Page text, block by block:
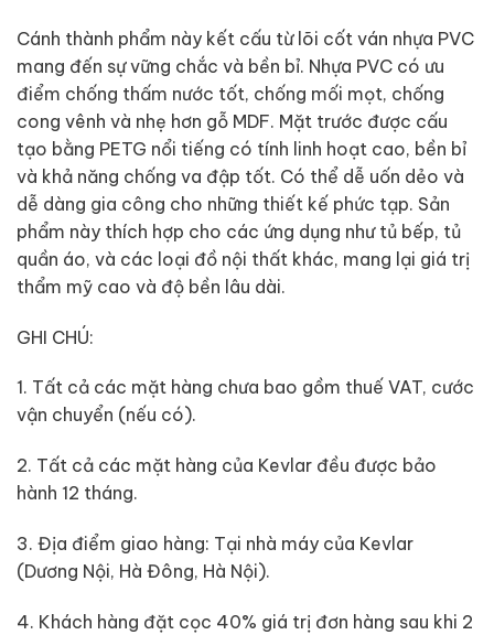
Cánh thành phẩm này kết cấu từ lõi cốt ván nhựa PVC
mang đến sự vững chắc và bền bỉ. Nhựa PVC có ưu
điểm chống thấm nước tốt, chống mối mọt, chống
cong vênh và nhẹ hơn gỗ MDF. Mặt trước được cấu
tạo bằng PETG nổi tiếng có tính linh hoạt cao, bền bỉ
và khả năng chống va đập tốt. Có thể dễ uốn dẻo và
dễ dàng gia công cho những thiết kế phức tạp. Sản
phẩm này thích hợp cho các ứng dụng như tủ bếp, tủ
quần áo, và các loại đồ nội thất khác, mang lại giá trị
thẩm mỹ cao và độ bền lâu dài.
GHI CHÚ:
1. Tất cả các mặt hàng chưa bao gồm thuế VAT, cước
vận chuyển (nếu có).
2. Tất cả các mặt hàng của Kevlar đều được bảo
hành 12 tháng.
3. Địa điểm giao hàng: Tại nhà máy của Kevlar
(Dương Nội, Hà Đông, Hà Nội).
4. Khách hàng đặt cọc 40% giá trị đơn hàng sau khi 2